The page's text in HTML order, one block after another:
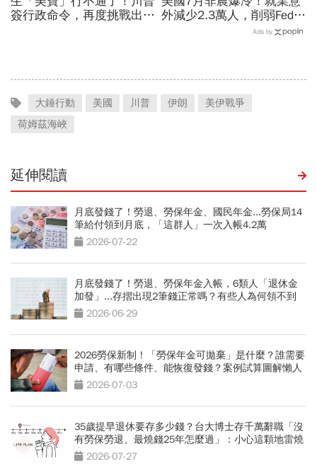
簽行政命令，再度挑戰出生 外減少2.3萬人，削弱Fed升
息機率...金價大漲逾7%，
Ads by
大錘行動 美國 川普 伊朗
美伊戰爭
荷姆茲海峽
延伸閱讀
月底發錢了！勞退、勞保年金、國民年金...勞保局14
筆給付領到月底，「這群人」一次入帳4.2萬
2026-07-22
月底發錢了！勞退、勞保年金入帳，6類人「退休金
加發」...存摺出現2筆錢正常嗎？有些人為何領不到
2026-06-29
2026勞保新制！「勞保年金可拋棄」是什麼？誰需要
申請、有哪些條件、能恢復發錢？案例試算圖解懶人
包 2026-07-03
35歲提早退休要存多少錢？台大博士存千萬辭職「沒
有勞保勞退、最燒錢25年怎麼過」：小心這顆地雷燒
光存款
2026-07-27